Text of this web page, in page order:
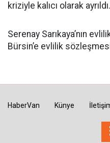
kriziyle kalıcı olarak ayrıldı.
Serenay Sarıkaya’nın
Bürsin’e evlilik
HaberVan Künye